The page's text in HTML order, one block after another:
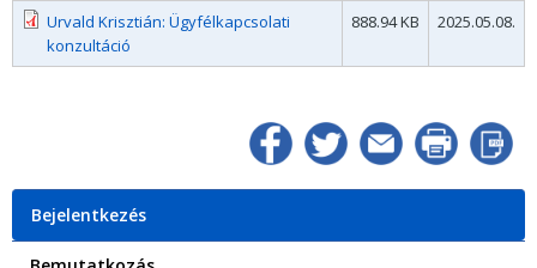
Urvald Krisztián: Ügyfélkapcsolati
konzultáció
888.94 KB 2025.05.08.
Bejelentkezés